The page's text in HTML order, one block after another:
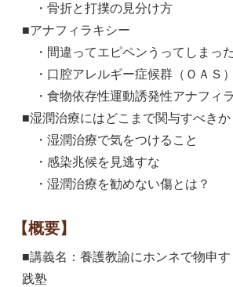
・骨折と打撲の見分け方
■アナフィラキシー
・間違ってエピペンうってしまっ
・口腔アレルギー症候群（ＯＡＳ）
・食物依存性運動誘発性アナフィ
■湿潤治療にはどこまで関与すべきか
・湿潤治療で気をつけること
・感染兆候を見逃すな
・湿潤治療を勧めない傷とは？
【概要】
■講義名：養護教諭にホンネで物申
践塾